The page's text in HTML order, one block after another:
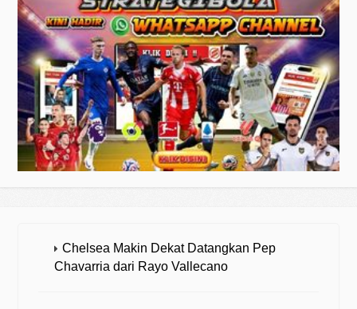
Chelsea Makin Dekat Datangkan Pep
Chavarria dari Rayo Vallecano